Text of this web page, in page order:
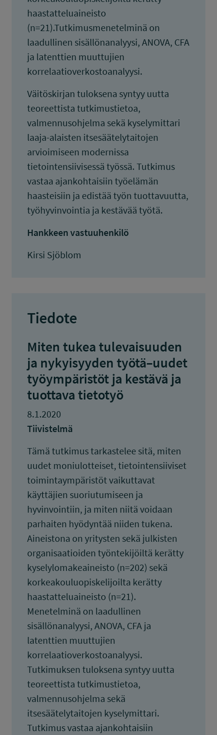
haastatteluaineisto
(n=21).Tutkimusmenetelminä on
laadullinen sisällönanalyysi, ANOVA, CFA
ja latenttien muuttujien
korrelaatioverkostoanalyysi.
Väitöskirjan tuloksena syntyy uutta
teoreettista tutkimustietoa,
valmennusohjelma sekä kyselymittari
laaja-alaisten itsesäätelytaitojen
arvioimiseen modernissa
tietointensiivisessä työssä. Tutkimus
vastaa ajankohtaisiin työelämän
haasteisiin ja edistää työn tuottavuutta,
työhyvinvointia ja kestävää työtä.
Hankkeen vastuuhenkilö
Kirsi Sjöblom
Tiedote
Miten tukea tulevaisuuden
ja nykyisyyden työtä–uudet
työympäristöt ja kestävä ja
tuottava tietotyö
8.1.2020
Tiivistelmä
Tämä tutkimus tarkastelee sitä, miten
uudet moniulotteiset, tietointensiiviset
toimintaympäristöt vaikuttavat
käyttäjien suoriutumiseen ja
hyvinvointiin, ja miten niitä voidaan
parhaiten hyödyntää niiden tukena.
Aineistona on yritysten sekä julkisten
organisaatioiden työntekijöiltä kerätty
kyselylomakeaineisto (n=202) sekä
korkeakouluopiskelijoilta kerätty
haastatteluaineisto (n=21).
Menetelminä on laadullinen
sisällönanalyysi, ANOVA, CFA ja
latenttien muuttujien
korrelaatioverkostoanalyysi.
Tutkimuksen tuloksena syntyy uutta
teoreettista tutkimustietoa,
valmennusohjelma sekä
itsesäätelytaitojen kyselymittari.
Tutkimus vastaa ajankohtaisiin